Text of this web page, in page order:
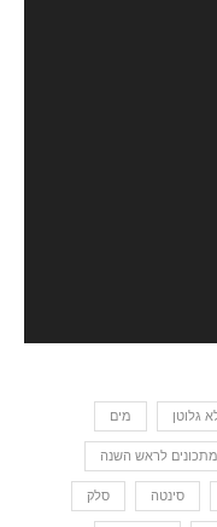
גלוטן מים
מתכונים לראש השנה
סינטה סלק